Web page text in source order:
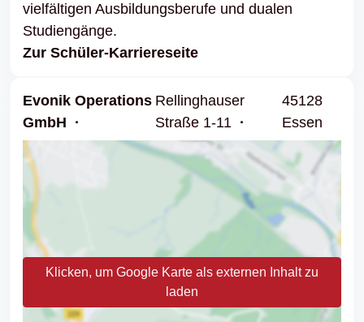
vielfältigen Ausbildungsberufe und dualen
Studiengänge.
Zur Schüler-Karriereseite
Evonik Operations
GmbH
Rellinghauser
Straße 1-11
45128
Essen
Klicken, um Google Karte als externen Inhalt zu
laden